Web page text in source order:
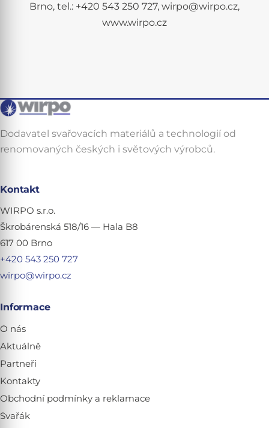
Brno, tel.: +420 543 250 727, wirpo@wirpo.cz,
www.wirpo.cz
Dodavatel svařovacích materiálů a technologií od
renomovaných českých i světových výrobců.
Kontakt
WIRPO s.r.o.
Škrobárenská 518/16 — Hala B8
617 00 Brno
+420 543 250 727
wirpo@wirpo.cz
Informace
O nás
Aktuálně
Partneři
Kontakty
Obchodní podmínky a reklamace
Svařák